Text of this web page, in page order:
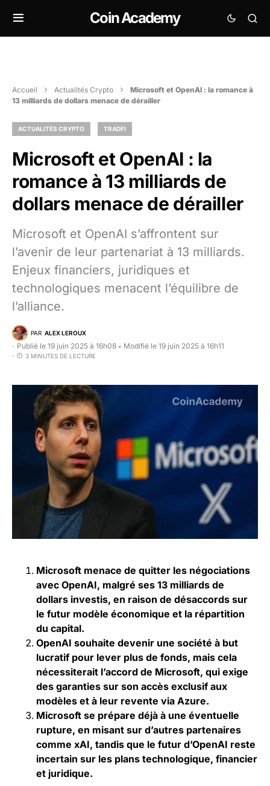
Coin Academy
Accueil Actualités Crypto
Microsoft et OpenAI : la romance à
13 milliards de dollars menace de dérailler
ACTUALITÉS CRYPTO TRADFI
Microsoft et OpenAI : la
romance à 13 milliards de
dollars menace de dérailler
Microsoft et OpenAI s’affrontent sur
l’avenir de leur partenariat à 13 milliards.
Enjeux financiers, juridiques et
technologiques menacent l’équilibre de
l’alliance.
PAR ALEX LEROUX
Publié le 19 juin 2025 à 16h08 • Modifié le 19 juin 2025 à 16h11
3 MINUTES DE LECTURE
Microsoft menace de quitter les négociations
avec OpenAI, malgré ses 13 milliards de
dollars investis, en raison de désaccords sur
le futur modèle économique et la répartition
du capital.
OpenAI souhaite devenir une société à but
lucratif pour lever plus de fonds, mais cela
nécessiterait l’accord de Microsoft, qui exige
des garanties sur son accès exclusif aux
modèles et à leur revente via Azure.
Microsoft se prépare déjà à une éventuelle
rupture, en misant sur d’autres partenaires
comme xAI, tandis que le futur d’OpenAI reste
incertain sur les plans technologique, financier
et juridique.